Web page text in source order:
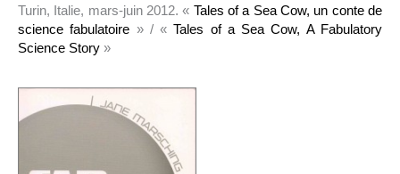
Turin, Italie, mars-juin 2012. « Tales of a Sea Cow, un conte de
science fabulatoire » / «Tales of a Sea Cow, A Fabulatory
Science Story »